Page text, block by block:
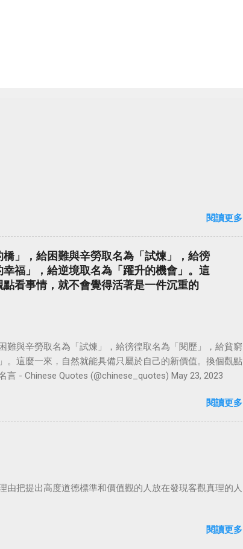
閱讀更多
」，給困難與辛勞取名為「試煉」，給徬
福」，給逆境取名為「躍升的機會」。這
看事情，就不會覺得活著是一件沉重的
與辛勞取名為「試煉」，給徬徨取名為「閱歷」，給貧窮
這麼一來，自然就能具備只屬於自己的新價值。換個觀點
- Chinese Quotes (@chinese_quotes) May 23, 2023
閱讀更多
由把提出高度道德標準和價值觀的人放在發現客觀真理的人
閱讀更多